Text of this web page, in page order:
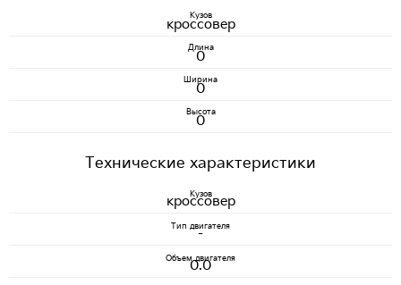
кроссовер
0
0
0
Кузов
Длина
Ширина
Высота
Технические характеристики
кроссовер
-
0.0
Кузов
Тип двигателя
Объем двигателя